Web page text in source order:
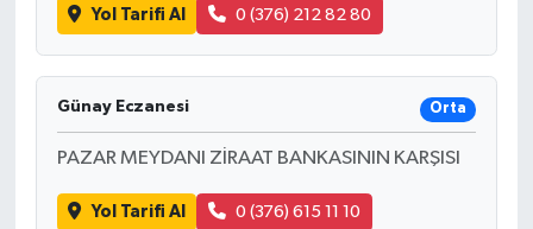
Yol Tarifi Al 0 (376) 212 82 80
Günay Eczanesi Orta
PAZAR MEYDANI ZİRAAT BANKASININ KARŞISI
Yol Tarifi Al 0 (376) 615 11 10